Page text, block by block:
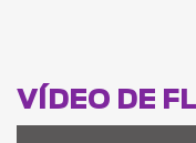
VÍDEO DE